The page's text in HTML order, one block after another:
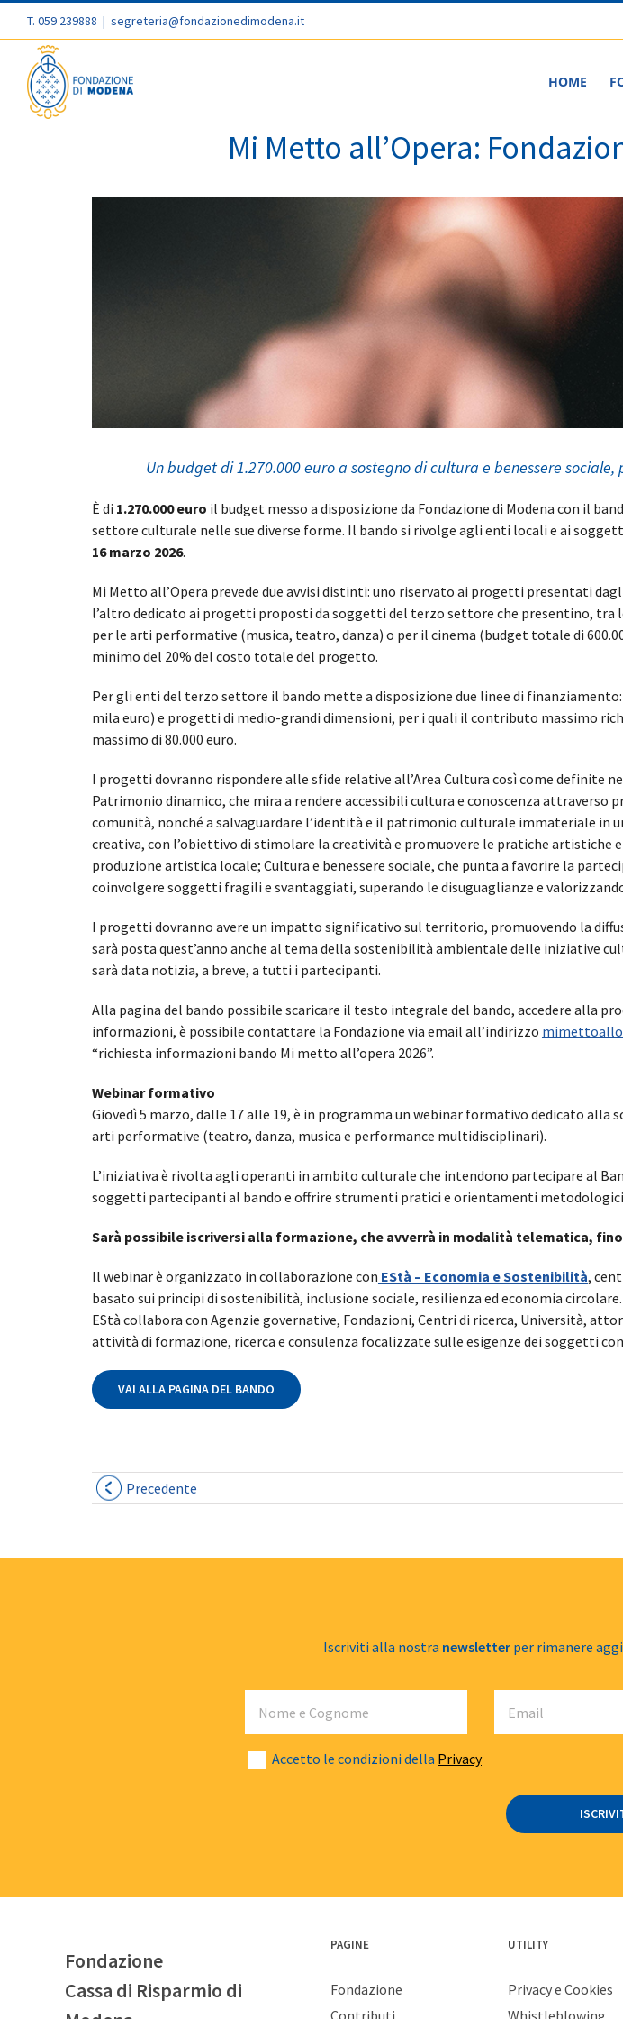
T. 059 239888 | segreteria@fondazionedimodena.it
HOME
Mi Metto all’Opera:
Un budget di 1.270.000 euro a sostegno di cultura e benessere
È di 1.270.000 euro il budget messo a disposizione da Fondazione di Modena con il
settore culturale nelle sue diverse forme. Il bando si rivolge agli enti locali e ai
16 marzo 2026.
Mi Metto all’Opera prevede due avvisi distinti: uno riservato ai progetti presentati
l’altro dedicato ai progetti proposti da soggetti del terzo settore che presentino,
per le arti performative (musica, teatro, danza) o per il cinema (budget totale di
minimo del 20% del costo totale del progetto.
Per gli enti del terzo settore il bando mette a disposizione due linee di
mila euro) e progetti di medio-grandi dimensioni, per i quali il contributo massimo
massimo di 80.000 euro.
I progetti dovranno rispondere alle sfide relative all’Area Cultura così come definite
Patrimonio dinamico, che mira a rendere accessibili cultura e conoscenza
comunità, nonché a salvaguardare l’identità e il patrimonio culturale immateriale
creativa, con l’obiettivo di stimolare la creatività e promuovere le pratiche artistiche
produzione artistica locale; Cultura e benessere sociale, che punta a favorire la
coinvolgere soggetti fragili e svantaggiati, superando le disuguaglianze e
I progetti dovranno avere un impatto significativo sul territorio, promuovendo la
sarà posta quest’anno anche al tema della sostenibilità ambientale delle iniziative
sarà data notizia, a breve, a tutti i partecipanti.
Alla pagina del bando possibile scaricare il testo integrale del bando, accedere alla
informazioni, è possibile contattare la Fondazione via email all’indirizzo
“richiesta informazioni bando Mi metto all’opera 2026”.
Webinar formativo
Giovedì 5 marzo, dalle 17 alle 19, è in programma un webinar formativo dedicato
arti performative (teatro, danza, musica e performance multidisciplinari).
L’iniziativa è rivolta agli operanti in ambito culturale che intendono partecipare al
soggetti partecipanti al bando e offrire strumenti pratici e orientamenti
Sarà possibile iscriversi alla formazione, che avverrà in modalità telematica,
Il webinar è organizzato in collaborazione con EStà – Economia e Sostenibilità,
basato sui principi di sostenibilità, inclusione sociale, resilienza ed economia circolare.
EStà collabora con Agenzie governative, Fondazioni, Centri di ricerca, Università,
attività di formazione, ricerca e consulenza focalizzate sulle esigenze dei soggetti
VAI ALLA PAGINA DEL BANDO
Precedente
Iscriviti alla nostra newsletterper rimanere
Accetto le condizioni della Privacy
Fondazione
Cassa di Risparmio di
PAGINE
Fondazione
UTILITY
Privacy e Cookies